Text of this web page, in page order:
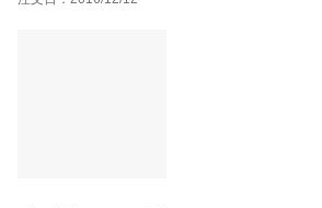
また『マイクロクリーン処方』で、「除菌